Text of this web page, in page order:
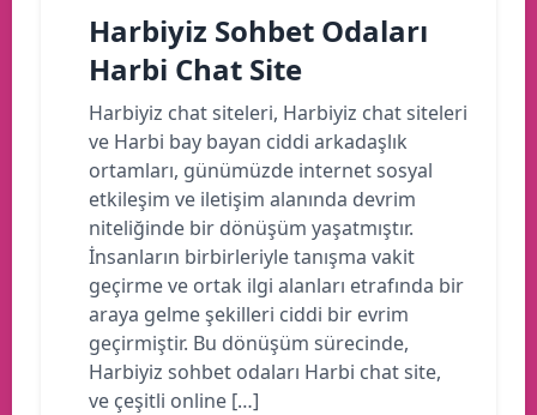
Harbiyiz Sohbet Odaları
Harbi Chat Site
Harbiyiz chat siteleri, Harbiyiz chat siteleri
ve Harbi bay bayan ciddi arkadaşlık
ortamları, günümüzde internet sosyal
etkileşim ve iletişim alanında devrim
niteliğinde bir dönüşüm yaşatmıştır.
İnsanların birbirleriyle tanışma vakit
geçirme ve ortak ilgi alanları etrafında bir
araya gelme şekilleri ciddi bir evrim
geçirmiştir. Bu dönüşüm sürecinde,
Harbiyiz sohbet odaları Harbi chat site,
ve çeşitli online […]